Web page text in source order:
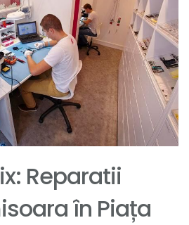
Reparatii
în Piața